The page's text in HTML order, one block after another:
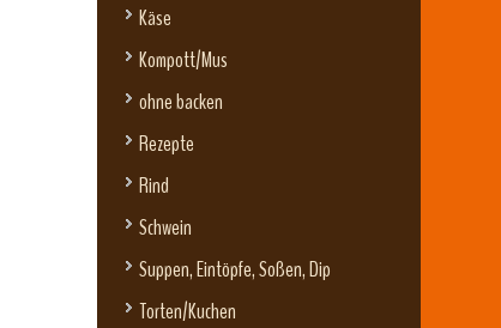
Käse
Kompott/Mus
ohne backen
Rezepte
Rind
Schwein
Suppen, Eintöpfe, Soßen, Dip
Torten/Kuchen